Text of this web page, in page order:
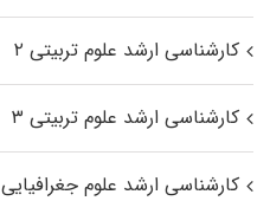
کارشناسی ارشد علوم تربیتی ۲
کارشناسی ارشد علوم تربیتی ۳
کارشناسی ارشد علوم جغرافیایی